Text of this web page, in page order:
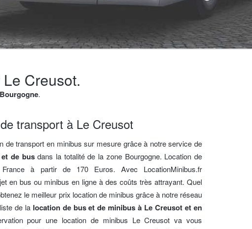
Creusot.
.
transport à Le Creusot
de transport en minibus sur mesure grâce à notre service de
de busdans la totalité de la zone Bourgogne. Location de
à partir de 170 Euros. Avec LocationMinibus.fr
en bus ou minibus en ligne à des coûts très attrayant. Quel
le meilleur prix location de minibus grâce à notre réseau
de la location de bus et de minibus à Le Creusot et en
pour une location de minibus Le Creusot va vous